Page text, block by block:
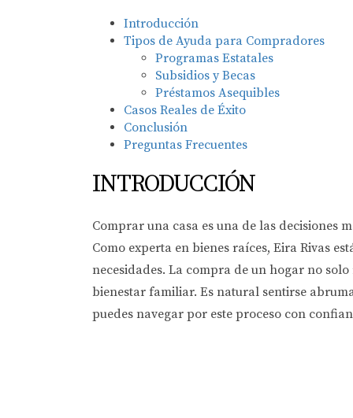
Introducción
Tipos de Ayuda para Compradores
Programas Estatales
Subsidios y Becas
Préstamos Asequibles
Casos Reales de Éxito
Conclusión
Preguntas Frecuentes
INTRODUCCIÓN
Comprar una casa es una de las decisiones
Como experta en bienes raíces, Eira Rivas
necesidades. La compra de un hogar no
bienestar familiar. Es natural sentirse
puedes navegar por este proceso con